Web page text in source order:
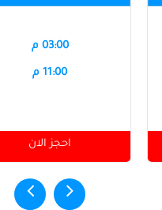
03:00 م
11:00 م
احجز الان